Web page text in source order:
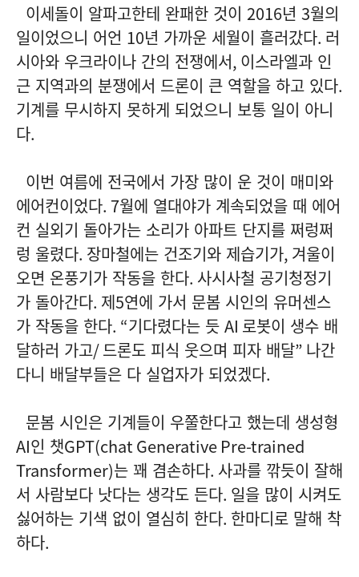
이세돌이 알파고한테 완패한 것이 2016년 3월의
일이었으니 어언 10년 가까운 세월이 흘러갔다. 러
시아와 우크라이나 간의 전쟁에서, 이스라엘과 인
근 지역과의 분쟁에서 드론이 큰 역할을 하고 있다.
기계를 무시하지 못하게 되었으니 보통 일이 아니
다.
이번 여름에 전국에서 가장 많이 운 것이 매미와
에어컨이었다. 7월에 열대야가 계속되었을 때 에어
컨 실외기 돌아가는 소리가 아파트 단지를 쩌렁쩌
렁 울렸다. 장마철에는 건조기와 제습기가, 겨울이
오면 온풍기가 작동을 한다. 사시사철 공기청정기
가 돌아간다. 제5연에 가서 문봄 시인의 유머센스
가 작동을 한다. “기다렸다는 듯 AI 로봇이 생수 배
달하러 가고/드론도 피식 웃으며 피자 배달” 나간
다니 배달부들은 다 실업자가 되었겠다.
문봄 시인은 기계들이 우쭐한다고 했는데 생성형
AI인 챗GPT(chat Generative Pre-trained
Transformer)는 꽤 겸손하다. 사과를 깎듯이 잘해
서 사람보다 낫다는 생각도 든다. 일을 많이 시켜도
싫어하는 기색 없이 열심히 한다. 한마디로 말해 착
하다.